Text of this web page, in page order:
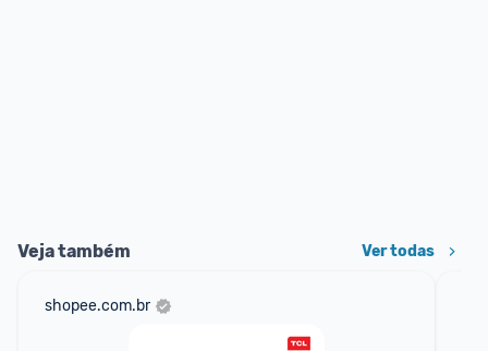
Veja também Ver todas
shopee.com.br